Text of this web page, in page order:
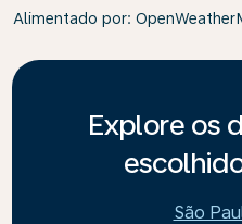
Alimentado por:
Explore os
São